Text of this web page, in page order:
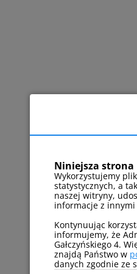
Niniejsza
Wykorzystujemy
statystycznych, a
naszej witryny,
informacje z innymi
Kontynuując
informujemy, że
Gałczyńskiego 4.
znajdą Państwo w
danych zgodnie ze